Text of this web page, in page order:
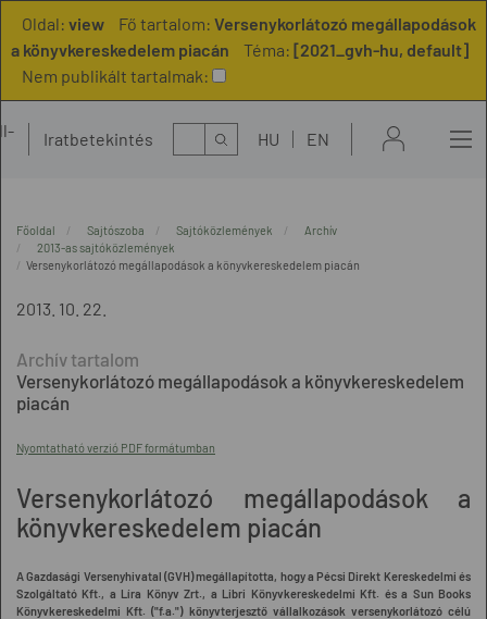
Oldal: view Fő tartalom: Versenykorlátozó megállapodások
a könyvkereskedelem piacán
Téma: [2021_gvh-hu, default]
Nem publikált tartalmak:
Iratbetekintés Kereső HU EN
Főoldal Sajtószoba Sajtóközlemények
Archív
2013-as sajtóközlemények
Versenykorlátozó megállapodások a könyvkereskedelem piacán
2013. 10. 22.
Versenykorlátozó megállapodások a könyvkereskedelem
piacán
Nyomtatható verzió PDF formátumban
Versenykorlátozó megállapodások a
könyvkereskedelem piacán
A Gazdasági Versenyhivatal (GVH) megállapította, hogy a Pécsi Direkt Kereskedelmi és
Szolgáltató Kft., a Líra Könyv Zrt., a Libri Könyvkereskedelmi Kft. és a Sun Books
Könyvkereskedelmi Kft. ("f.a.") könyvterjesztő vállalkozások versenykorlátozó célú